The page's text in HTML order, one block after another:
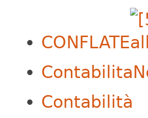
CONFLATE
Contabilità